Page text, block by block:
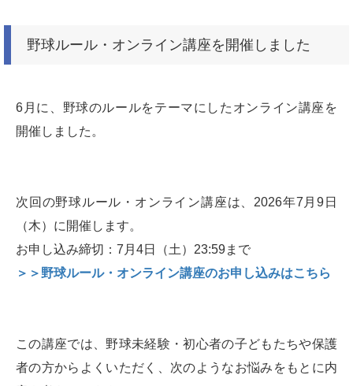
野球ルール・オンライン講座を開催しました
6月に、野球のルールをテーマにしたオンライン講座を
開催しました。
次回の野球ルール・オンライン講座は、2026年7月9日
（木）に開催します。
お申し込み締切：7月4日（土）23:59まで
＞＞野球ルール・オンライン講座のお申し込みはこちら
この講座では、野球未経験・初心者の子どもたちや保護
者の方からよくいただく、次のようなお悩みをもとに内